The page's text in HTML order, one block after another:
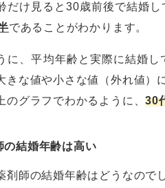
だけ見ると30歳前後で結婚
であることがわかります。
に、平均年齢と実際に結婚
きな値や小さな値（外れ値）
のグラフでわかるように、30
の結婚年齢は高い
剤師の結婚年齢はどうなので